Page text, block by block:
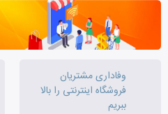
وفاداری مشتریان
فروشگاه اینترنتی را بالا
ببریم